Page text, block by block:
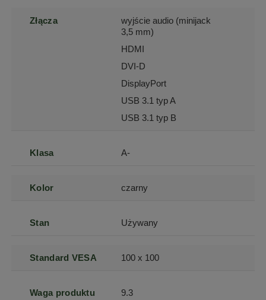
Złącza
wyjście audio (minijack
3,5 mm)
HDMI
DVI-D
DisplayPort
USB 3.1 typ A
USB 3.1 typ B
Klasa A-
Kolor czarny
Stan Używany
Standard VESA 100 x 100
Waga produktu 9.3